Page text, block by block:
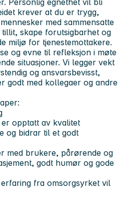
Personlig egnethet vil bli
krever at du er trygg,
med sammensatte
skape forutsigbarhet og
miljø for tjenestemottakere.
og evne til refleksjon i møte
situasjoner. Vi legger vekt
og ansvarsbevisst,
godt med kollegaer og andre
opptatt av kvalitet
og bidrar til et godt
med brukere, pårørende og
godt humør og gode
fra omsorgsyrket vil